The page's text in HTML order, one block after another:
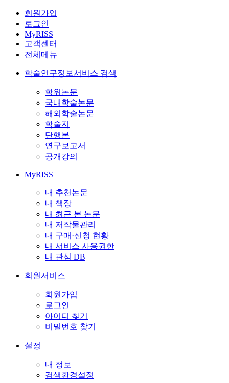
회원가입
로그인
MyRISS
고객센터
전체메뉴
학술연구정보서비스 검색
학위논문
국내학술논문
해외학술논문
학술지
단행본
연구보고서
공개강의
MyRISS
내 추천논문
내 책장
내 최근 본 논문
내 저작물관리
내 구매·신청 현황
내 서비스 사용권한
내 관심 DB
회원서비스
회원가입
로그인
아이디 찾기
비밀번호 찾기
설정
내 정보
검색환경설정